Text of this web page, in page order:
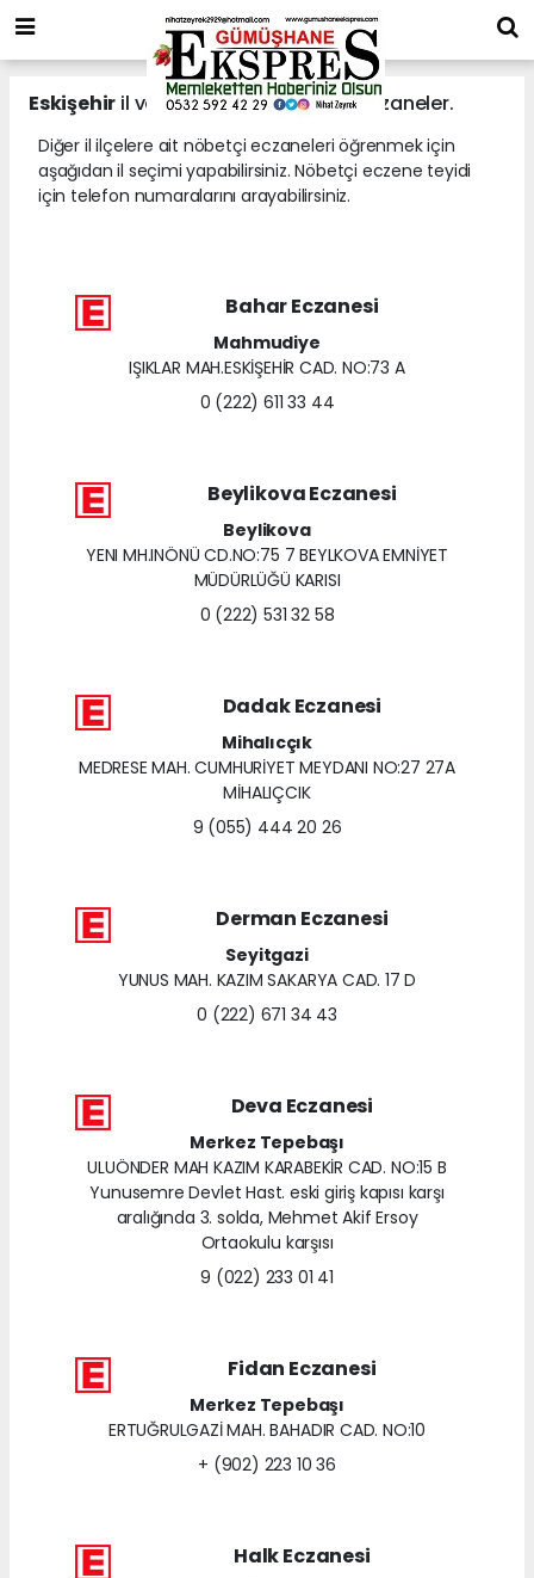
Eskişehir il ve ilçelerine ait nöbetçi eczaneler.
Diğer il ilçelere ait nöbetçi eczaneleri öğrenmek için
aşağıdan il seçimi yapabilirsiniz. Nöbetçi eczene teyidi
için telefon numaralarını arayabilirsiniz.
Bahar Eczanesi
Mahmudiye
IŞIKLAR MAH.ESKİŞEHİR CAD. NO:73 A
0 (222) 611 33 44
Beylikova Eczanesi
Beylikova
YENI MH.INÖNÜ CD.NO:75 7 BEYLKOVA EMNİYET
MÜDÜRLÜĞÜ KARISI
0 (222) 531 32 58
Dadak Eczanesi
Mihalıcçık
MEDRESE MAH. CUMHURİYET MEYDANI NO:27 27A
MİHALIÇCIK
9 (055) 444 20 26
Derman Eczanesi
Seyitgazi
YUNUS MAH. KAZIM SAKARYA CAD. 17 D
0 (222) 671 34 43
Deva Eczanesi
Merkez Tepebaşı
ULUÖNDER MAH KAZIM KARABEKİR CAD. NO:15 B
Yunusemre Devlet Hast. eski giriş kapısı karşı
aralığında 3. solda, Mehmet Akif Ersoy
Ortaokulu karşısı
9 (022) 233 01 41
Fidan Eczanesi
Merkez Tepebaşı
ERTUĞRULGAZİ MAH. BAHADIR CAD. NO:10
+ (902) 223 10 36
Halk Eczanesi